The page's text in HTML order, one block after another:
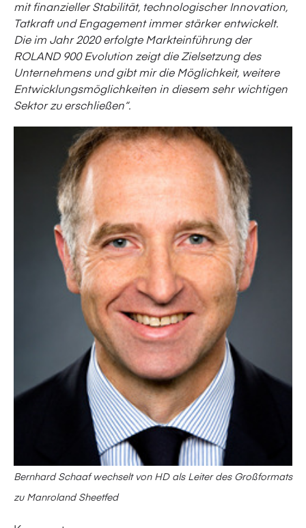
mit finanzieller Stabilität, technologischer Innovation,
Tatkraft und Engagement immer stärker entwickelt.
Die im Jahr 2020 erfolgte Markteinführung der
ROLAND 900 Evolution zeigt die Zielsetzung des
Unternehmens und gibt mir die Möglichkeit, weitere
Entwicklungsmöglichkeiten in diesem sehr wichtigen
Sektor zu erschließen“.
Bernhard Schaaf wechselt von HD als Leiter des Großformats
zu Manroland Sheetfed